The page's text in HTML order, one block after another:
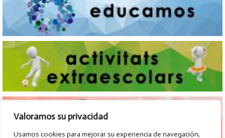
Valoramos su privacidad
Usamos cookies para mejorar su experiencia de navegación,